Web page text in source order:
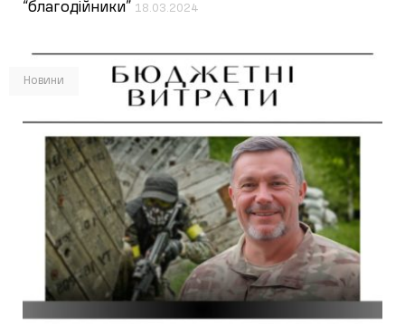
“благодійники” 18.03.2024
Новини